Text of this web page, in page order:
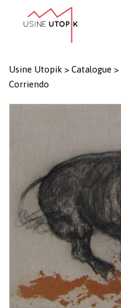
Panier
Usine Utopik > Catalogue >
Corriendo